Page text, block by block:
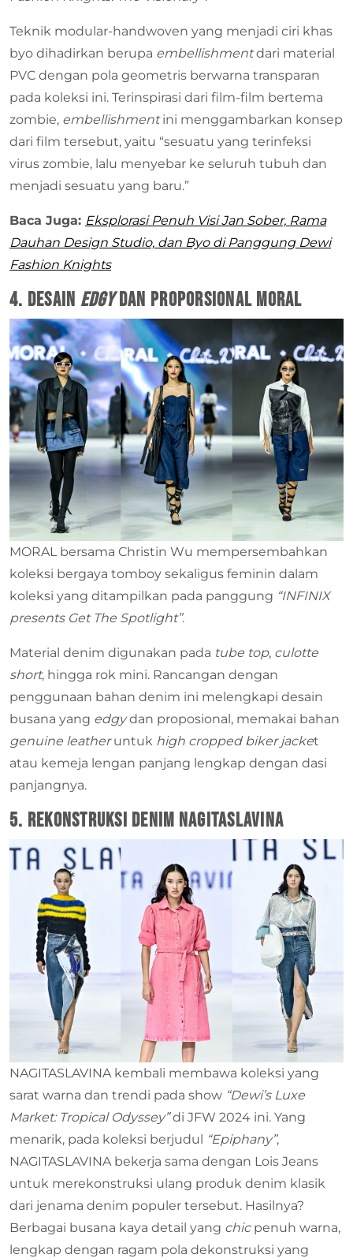
Teknik modular-handwoven yang menjadi ciri khas
byo dihadirkan berupa embellishmentdari material
PVC dengan pola geometris berwarna transparan
pada koleksi ini. Terinspirasi dari film-film bertema
zombie, embellishmentini menggambarkan konsep
dari film tersebut, yaitu “sesuatu yang terinfeksi
virus zombie, lalu menyebar ke seluruh tubuh dan
menjadi sesuatu yang baru.”
Baca Juga: Eksplorasi Penuh Visi Jan Sober, Rama
Dauhan Design Studio, dan Byo di Panggung Dewi
Fashion Knights
4. Desain Edgydan Proporsional MORAL
MORAL bersama Christin Wu mempersembahkan
koleksi bergaya tomboy sekaligus feminin dalam
koleksi yang ditampilkan pada panggung “INFINIX
presents Get The Spotlight”.
Material denim digunakan pada tube top, culotte
short, hingga rok mini. Rancangan dengan
penggunaan bahan denim ini melengkapi desain
busana yang edgydan proposional, memakai bahan
genuine leatheruntuk high cropped biker jacket
atau kemeja lengan panjang lengkap dengan dasi
panjangnya.
5. Rekonstruksi denim NAGITASLAVINA
NAGITASLAVINA kembali membawa koleksi yang
sarat warna dan trendi pada show “Dewi’s Luxe
Market: Tropical Odyssey”di JFW 2024 ini. Yang
menarik, pada koleksi berjudul “Epiphany”,
NAGITASLAVINA bekerja sama dengan Lois Jeans
untuk merekonstruksi ulang produk denim klasik
dari jenama denim populer tersebut. Hasilnya?
Berbagai busana kaya detail yang chic penuh warna,
lengkap dengan ragam pola dekonstruksi yang